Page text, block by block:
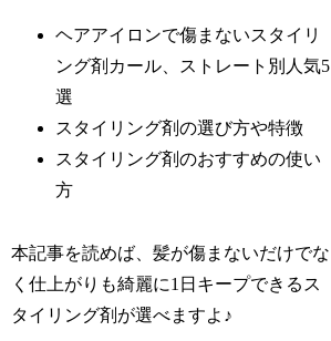
ヘアアイロンで傷まないスタイリ
ング剤カール、ストレート別人気5
選
スタイリング剤の選び方や特徴
スタイリング剤のおすすめの使い
方
本記事を読めば、髪が傷まないだけでな
く仕上がりも綺麗に1日キープできるス
タイリング剤が選べますよ♪